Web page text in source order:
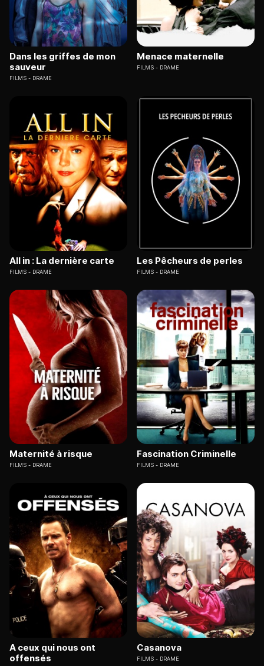
Dans les griffes de mon
sauveur
FILMS DRAME
Menace maternelle
FILMS DRAME
All in : La dernière carte
FILMS DRAME
Les Pêcheurs de perles
FILMS DRAME
Maternité à risque
FILMS DRAME
Fascination Criminelle
FILMS DRAME
A ceux qui nous ont
offensés
Casanova
FILMS DRAME